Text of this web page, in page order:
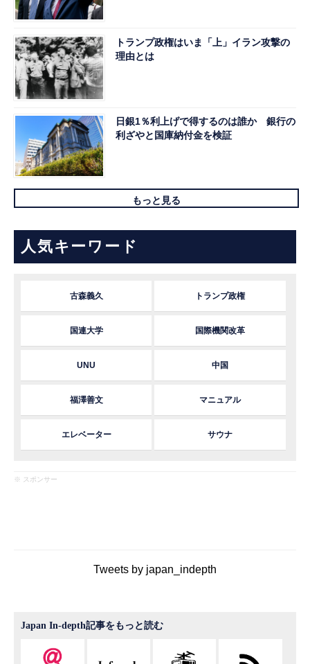
トランプ政権はいま「上」イラン攻撃の
理由とは
日銀1％利上げで得するのは誰か 銀行の
利ざやと国庫納付金を検証
もっと見る
人気キーワード
古森義久 トランプ政権
国連大学 国際機関改革
UNU 中国
福澤善文 マニュアル
エレベーター サウナ
※ スポンサー
Tweets by japan_indepth
Japan In-depth記事をもっと読む